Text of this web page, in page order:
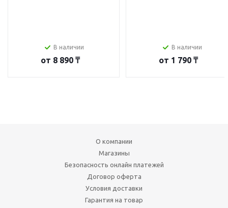
В наличии
от 8 890 ₸
В наличии
от 1 790 ₸
О компании
Магазины
Безопасность онлайн платежей
Договор оферта
Условия доставки
Гарантия на товар